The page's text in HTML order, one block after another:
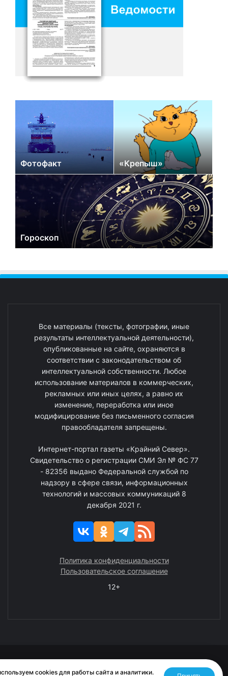
Фотофакт «Крепыш»
Гороскоп
Все материалы (тексты, фотографии, иные
результаты интеллектуальной деятельности),
опубликованные на сайте, охраняются в
соответствии с законодательством об
интеллектуальной собственности. Любое
использование материалов в коммерческих,
рекламных или иных целях, а равно их
изменение, переработка или иное
модифицирование без письменного согласия
правообладателя запрещены.
Интернет-портал газеты «Крайний Север».
Свидетельство о регистрации СМИ Эл № ФС 77
- 82356 выдано Федеральной службой по
надзору в сфере связи, информационных
технологий и массовых коммуникаций 8
декабря 2021 г.
Политика конфиденциальности
Пользовательское соглашение
12+
cookies для работы сайта и аналитики.